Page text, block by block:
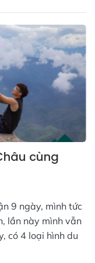
cùng
9 ngày, mình tức
lần này mình vẫn
có 4 loại hình du